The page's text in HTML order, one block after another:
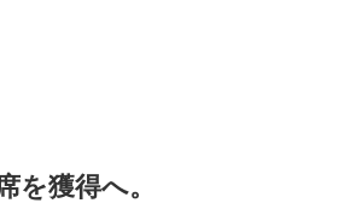
を獲得へ。